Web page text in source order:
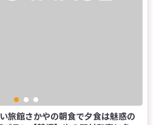
旅館さかやの朝食で夕食は魅惑の